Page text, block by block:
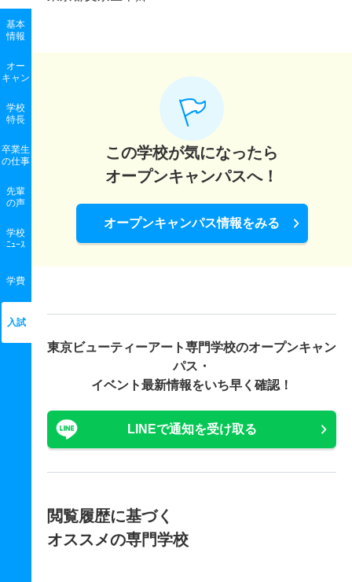
基本
情報
オー
キャン
学校
特長
卒業生
の仕事
先輩
の声
学校
ﾆｭｰｽ
学費
入試
この学校が気になったら
オープンキャンパスへ！
オープンキャンパス情報をみる
東京ビューティーアート専門学校のオープンキャン
パス・
イベント最新情報をいち早く確認！
LINEで通知を受け取る
閲覧履歴に基づく
オススメの専門学校